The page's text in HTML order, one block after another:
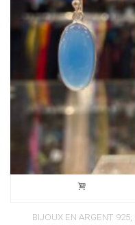
BIJOUX EN ARGENT 925,